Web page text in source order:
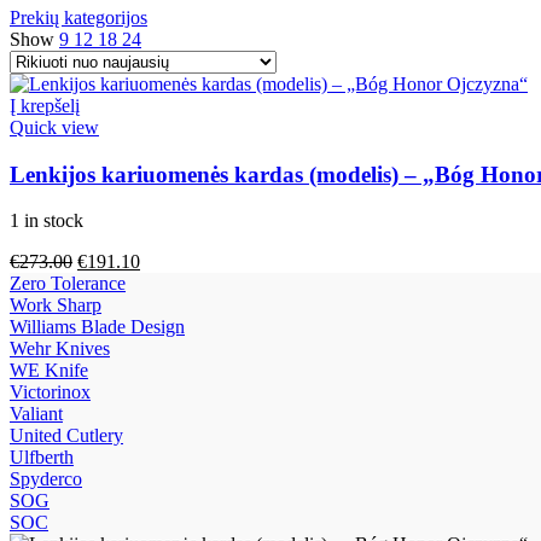
Prekių kategorijos
Show 9 12 18 24
Į krepšelį
Quick view
Lenkijos kariuomenės kardas (modelis) – „Bóg
1 in stock
€273.00 €191.10
Zero Tolerance
Work Sharp
Williams Blade Design
Wehr Knives
WE Knife
Victorinox
Valiant
United Cutlery
Ulfberth
Spyderco
SOG
SOC